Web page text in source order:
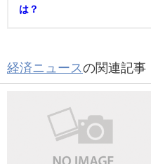
は？
経済ニュースの関連記事